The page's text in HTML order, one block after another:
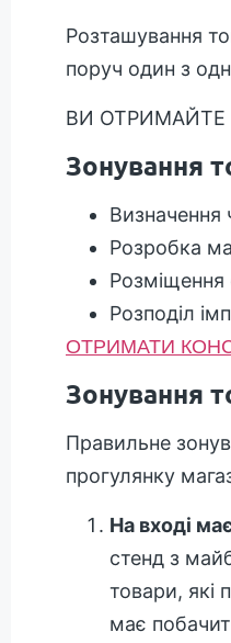
Розташування
поруч один з
ВИ ОТРИМАЙТЕ
Зонування
Визначення
Розробка
Розміщення
Розподіл
ОТРИМАТИ
Зонування
Правильне
прогулянку
На вході
стенд з
товари, які
має